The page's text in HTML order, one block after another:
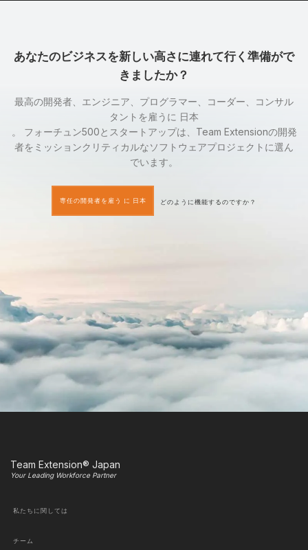
あなたのビジネスを新しい高さに連れて行く準備がで
きましたか？
最高の開発者、エンジニア、プログラマー、コーダー、コンサル
タントを雇うに 日本
。 フォーチュン500とスタートアップは、Team Extensionの開発
者をミッションクリティカルなソフトウェアプロジェクトに選ん
でいます。
専任の開発者を雇う に 日本 どのように機能するのですか？
Team Extension® Japan
Your Leading Workforce Partner
私たちに関しては
チーム